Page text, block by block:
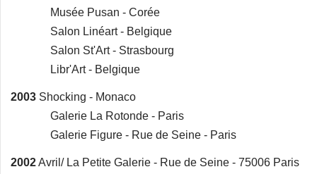
Musée Pusan - Corée
Salon Linéart - Belgique
Salon St'Art - Strasbourg
Libr'Art - Belgique
2003 Shocking - Monaco
Galerie La Rotonde - Paris
Galerie Figure - Rue de Seine - Paris
2002Avril/ La Petite Galerie - Rue de Seine - 75006 Paris